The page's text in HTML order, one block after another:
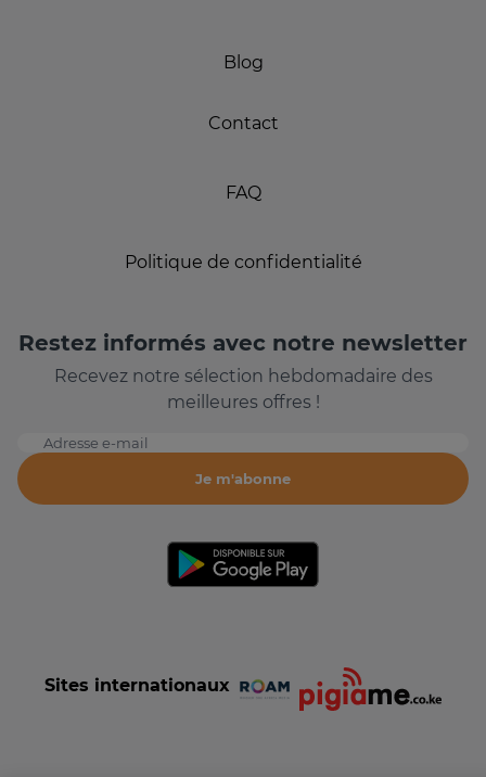
Blog
Contact
FAQ
Politique de confidentialité
Restez informés avec notre newsletter
Recevez notre sélection hebdomadaire des
meilleures offres !
Adresse e-mail
Je m'abonne
Sites internationaux